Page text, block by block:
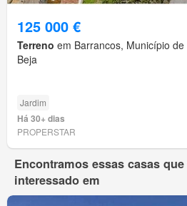
125 000 €
Terreno em Barrancos, Município
Beja
Jardim
Há 30+ dias
PROPERSTAR
Encontramos essas casas
interessado em